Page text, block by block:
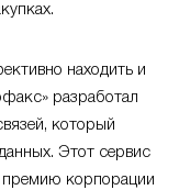
находить и
разработал
который
Этот сервис
премию корпорации